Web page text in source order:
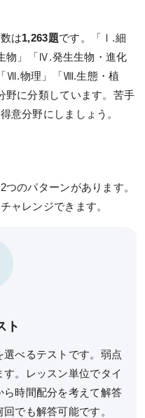
は1,263題です。「Ⅰ.細
物」「Ⅳ.発生生物・進化
Ⅶ.物理」「Ⅷ.生態・植
野に分類しています。苦手
意分野にしましょう。
のパターンがあります。
ャレンジできます。
ト
べるテストです。弱点
。レッスン単位でタイ
時間配分を考えて解答
でも解答可能です。